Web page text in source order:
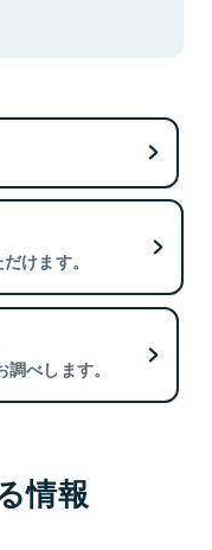
けます。
べします。
情報